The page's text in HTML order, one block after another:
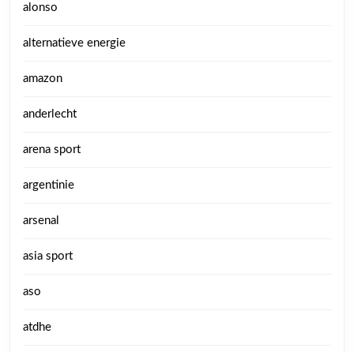
alonso
alternatieve energie
amazon
anderlecht
arena sport
argentinie
arsenal
asia sport
aso
atdhe